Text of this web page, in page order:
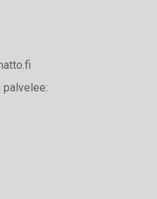
palvelee: